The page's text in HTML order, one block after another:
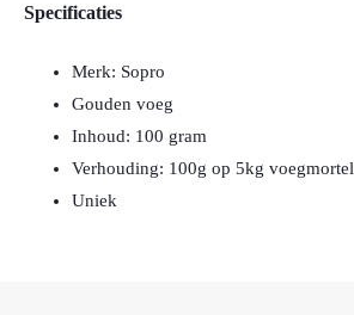
Specificaties
Merk: Sopro
Gouden voeg
Inhoud: 100 gram
Verhouding: 100g op 5kg voegmortel
Uniek